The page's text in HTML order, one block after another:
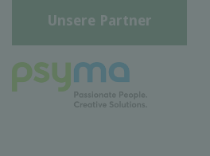
Unsere Partner